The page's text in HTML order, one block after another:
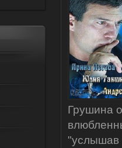
Грушина
"услышав